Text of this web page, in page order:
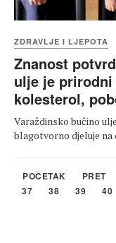
ZDRAVLJE I LJEPOTA
Znanost
ulje je
kolesterol,
Varaždinsko bučino
blagotvorno djeluje
POČETAK PRET
37
38 39 40